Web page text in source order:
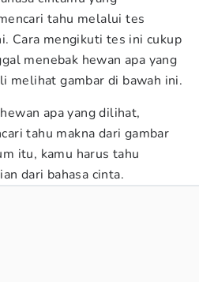
tahu melalui tes
Cara mengikuti tes ini cukup
menebak hewan apa yang
melihat gambar di bawah ini.
apa yang dilihat,
tahu makna dari gambar
itu, kamu harus tahu
dari bahasa cinta.